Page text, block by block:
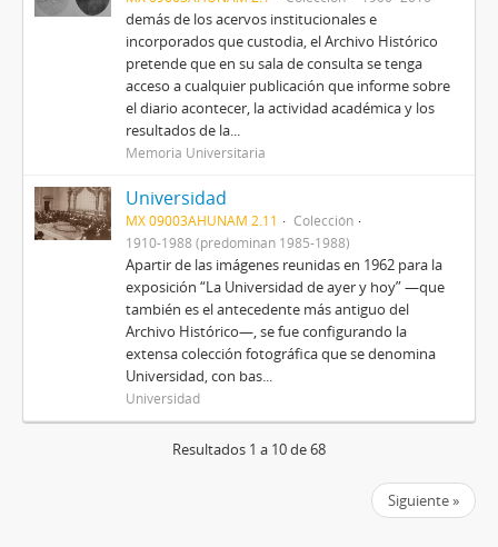
demás de los acervos institucionales e
incorporados que custodia, el Archivo Histórico
pretende que en su sala de consulta se tenga
acceso a cualquier publicación que informe sobre
el diario acontecer, la actividad académica y los
resultados de la...
Memoria Universitaria
Universidad
MX 09003AHUNAM 2.11
Colección
1910-1988 (predominan 1985-1988)
Apartir de las imágenes reunidas en 1962 para la
exposición “La Universidad de ayer y hoy” —que
también es el antecedente más antiguo del
Archivo Histórico—, se fue configurando la
extensa colección fotográfica que se denomina
Universidad, con bas...
Universidad
Resultados 1 a 10 de 68
Siguiente »